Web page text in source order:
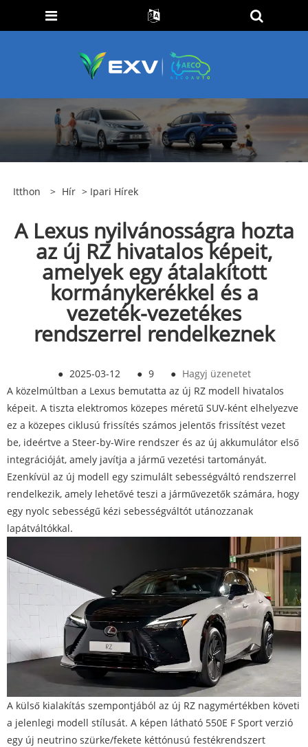
Itthon > Hír > Ipari Hírek
A Lexus nyilvánosságra hozta
az új RZ hivatalos képeit,
amelyek egy átalakított
kormánykerékkel és a
vezeték-vezetékes
rendszerrel rendelkeznek
● 2025-03-12 ● 9 ● Hagyj üzenetet
A közelmúltban a Lexus bemutatta az új RZ modell hivatalos
képeit. A tiszta elektromos közepes méretű SUV-ként elhelyezve
ez a közepes ciklusú frissítés számos jelentős frissítést vezet
be, ideértve a Steer-by-Wire rendszer és az új akkumulátor első
integrációját, amely javítja a jármű vezetési tartományát.
Ezenkívül az új modell egy szimulált sebességváltó rendszerrel
rendelkezik, amely lehetővé teszi a járművezetők számára, hogy
egy nyolc sebességű kézi sebességváltót utánozzanak
lapátváltókkal.
A külső kialakítás szempontjából az új RZ nagymértékben követi
a jelenlegi modell stílusát. A képen látható 550E F Sport verzió
egy új neutrino szürke/fekete kéttónusú festékrendszert